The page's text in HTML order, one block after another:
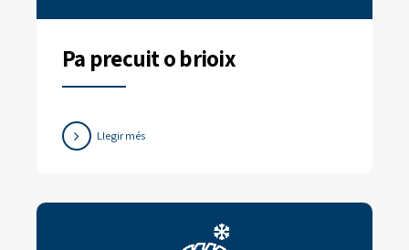
Pa precuit o brioix
Llegir més